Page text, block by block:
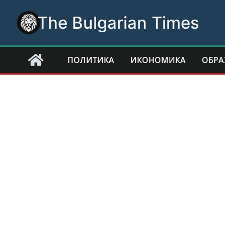
content
The Bulgarian Times
ПОЛИТИКА ИКОНОМИКА